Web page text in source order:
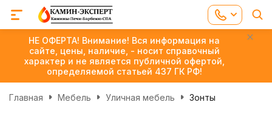
НЕ ОФЕРТА! Внимание! Вся информация на
сайте, цены, наличие, - носит справочный
характер и не является публичной офертой,
определяемой статьей 437 ГК РФ!
Главная Мебель Уличная мебель Зонты